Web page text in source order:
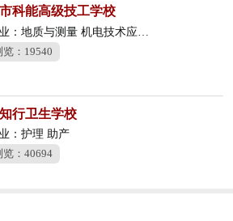
科能高级技工学校
地质与测量 机电技术应用 数控技术应用
览：19540
行卫生学校
：护理 助产
览：40694